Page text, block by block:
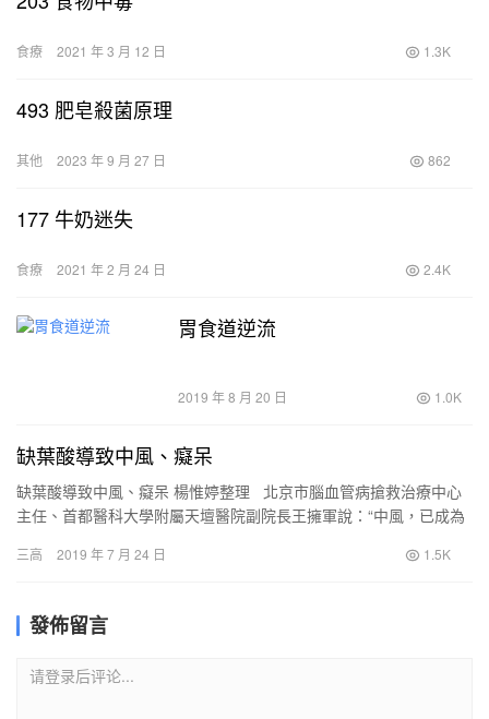
食療 2021 年 3 月 12 日 1.3K
493 肥皂殺菌原理
其他 2023 年 9 月 27 日 862
177 牛奶迷失
食療 2021 年 2 月 24 日 2.4K
胃食道逆流
2019 年 8 月 20 日 1.0K
缺葉酸導致中風、癡呆
缺葉酸導致中風、癡呆 楊惟婷整理 北京市腦血管病搶救治療中心
主任、首都醫科大學附屬天壇醫院副院長王擁軍說：“中風，已成為
三高 2019 年 7 月 24 日 1.5K
發佈留言
请登录后评论...